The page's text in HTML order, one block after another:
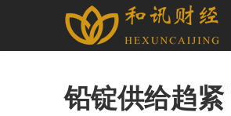
铅锭供给趋